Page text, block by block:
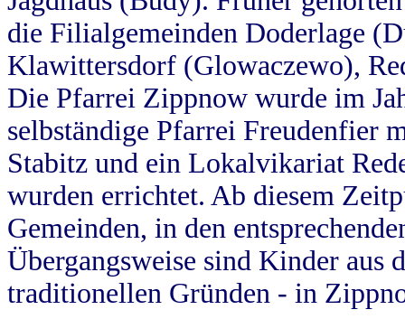
die Filialgemeinden Doderlage
Klawittersdorf (Glowaczewo),
Die Pfarrei Zippnow wurde im
selbständige Pfarrei Freudenfier
Stabitz und ein Lokalvikariat
wurden errichtet. Ab diesem
Gemeinden, in den
Übergangsweise sind Kinder aus
traditionellen Gründen - in